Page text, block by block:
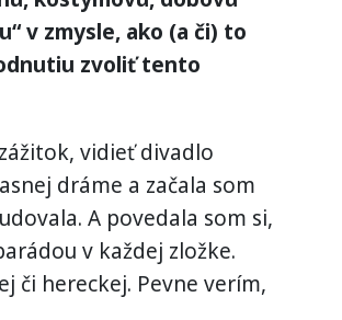
v zmysle, ako (a či) to
zvoliť tento
vidieť divadlo
dráme a začala som
A povedala som si,
v každej zložke.
či hereckej. Pevne verím,